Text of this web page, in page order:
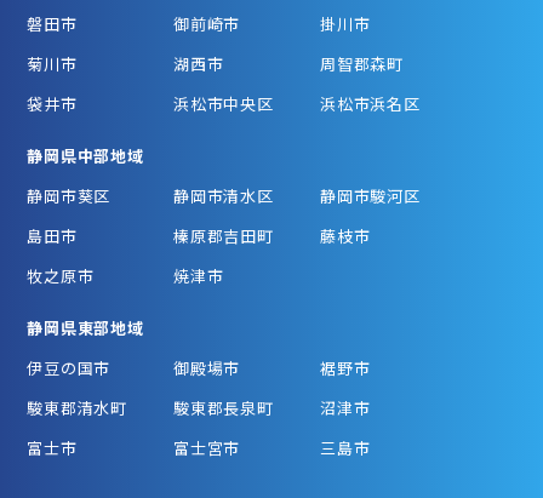
磐田市
御前崎市
掛川市
菊川市
湖西市
周智郡森町
袋井市
浜松市中央区 浜松市浜名区
静岡県中部地域
静岡市葵区
静岡市清水区
静岡市駿河区
島田市
榛原郡吉田町
藤枝市
牧之原市
焼津市
静岡県東部地域
伊豆の国市
御殿場市
裾野市
駿東郡清水町
駿東郡長泉町
沼津市
富士市
富士宮市 三島市